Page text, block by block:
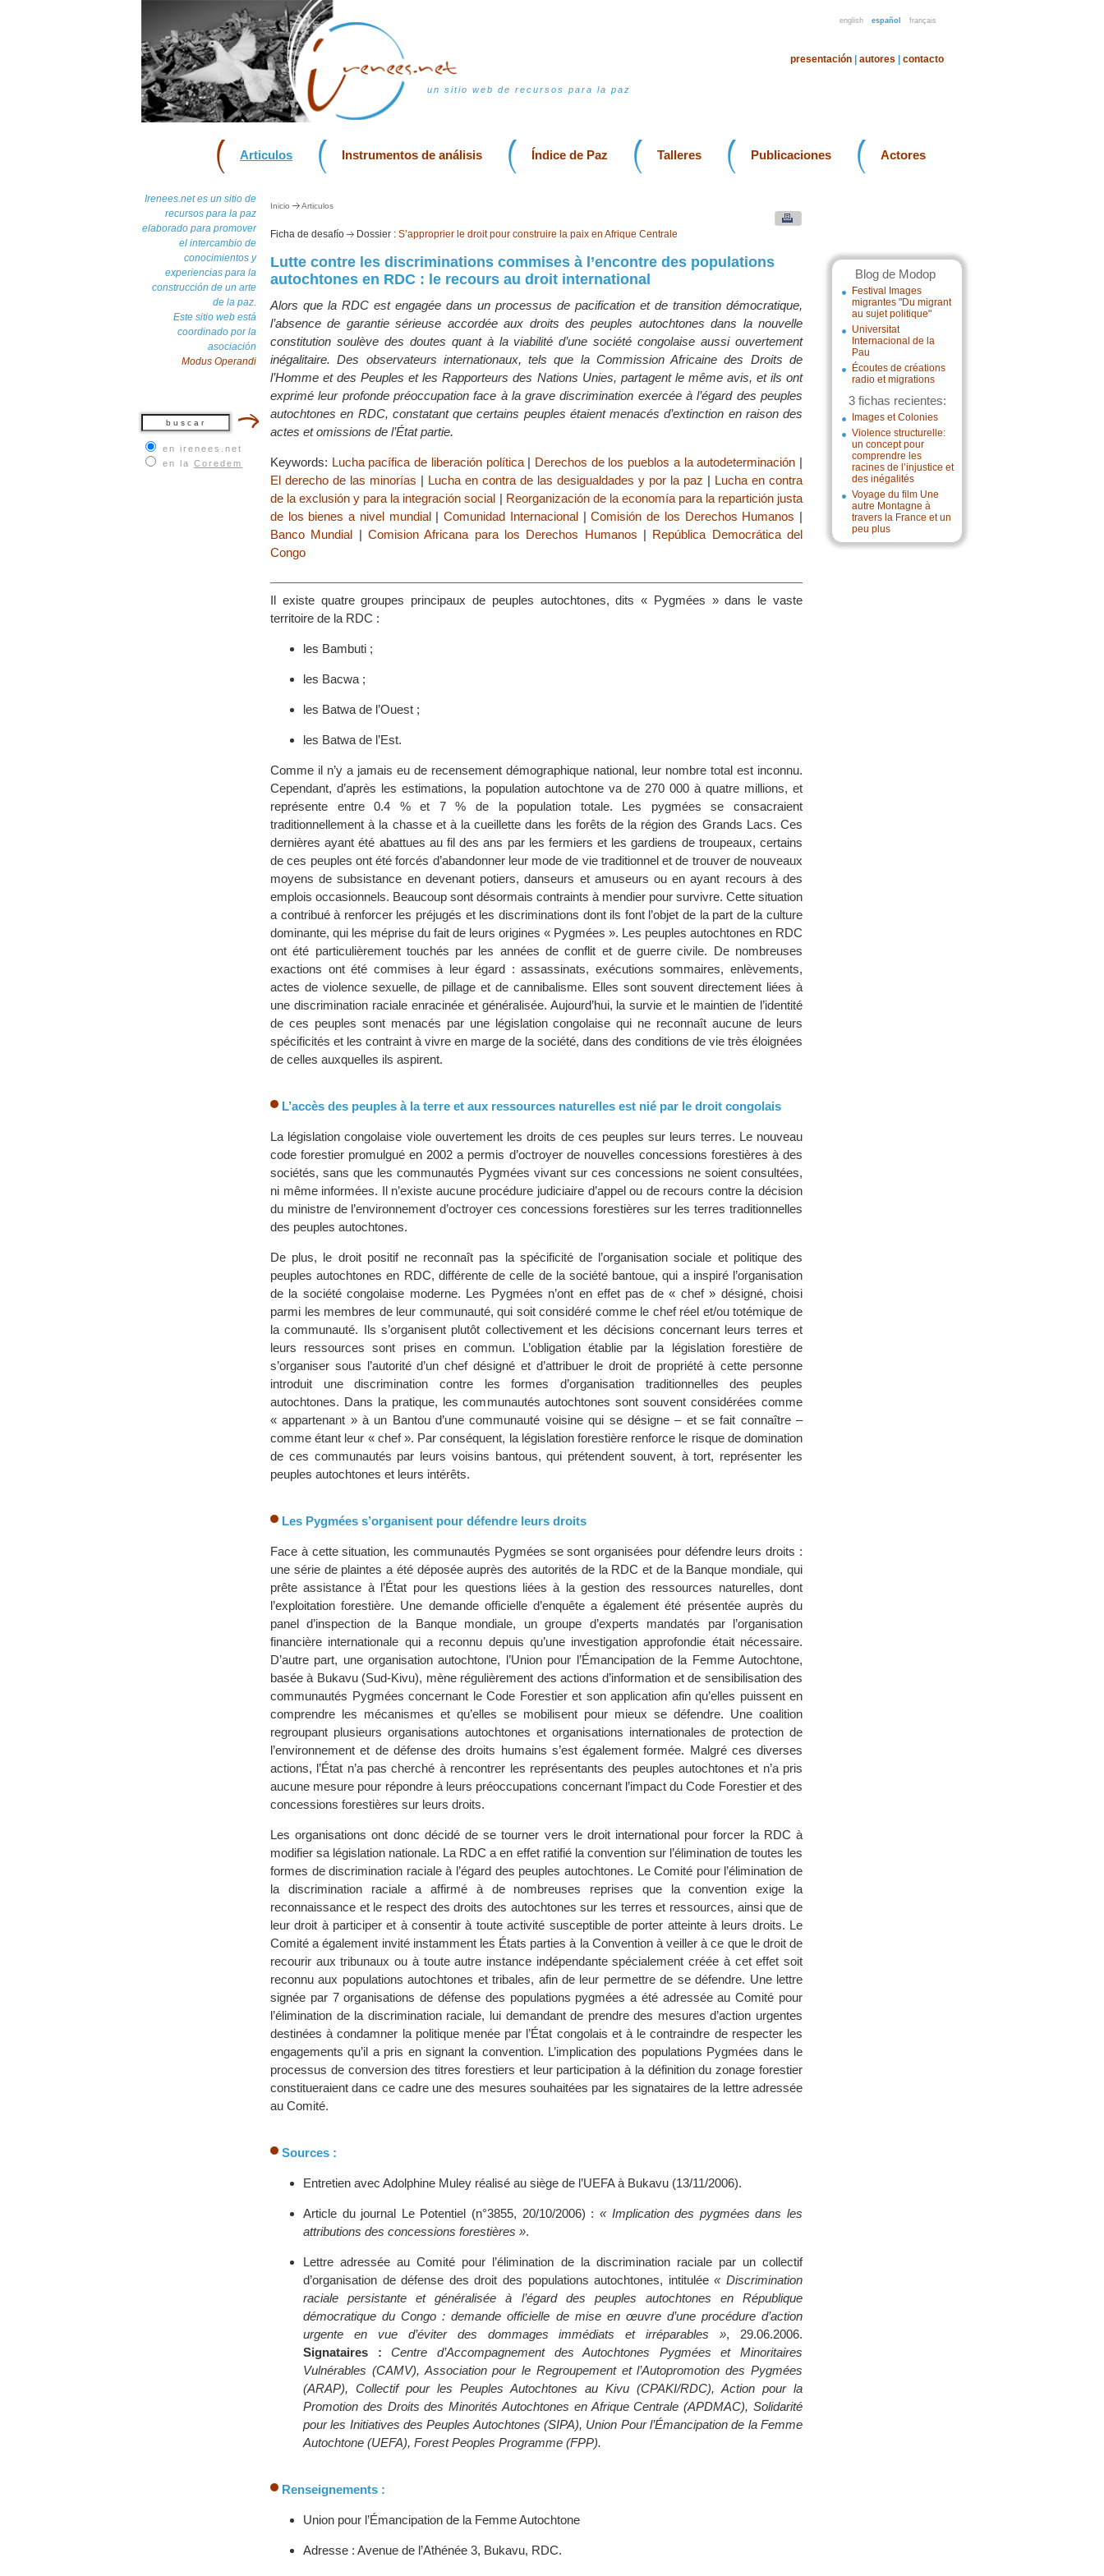
english español français
un sitio web de recursos para la paz
presentación autores contacto
Articulos Instrumentos de análisis Índice de Paz Talleres Publicaciones Actores
Irenees.net es un sitio de
recursos para la paz
elaborado para promover
el intercambio de
conocimientos y
experiencias para la
construcción de un arte
de la paz.
Este sitio web está
coordinado por la
asociación
Modus Operandi
en irenees.net
en la Coredem
Blog de Modop
Festival Images
migrantes "Du migrant
au sujet politique"
Universitat
Internacional de la
Pau
Écoutes de créations
radio et migrations
3 fichas recientes:
Images et Colonies
Violence structurelle:
un concept pour
comprendre les
racines de l’injustice et
des inégalités
Voyage du film Une
autre Montagne à
travers la France et un
peu plus
Inicio Articulos
Ficha de desafío Dossier : S’approprier le droit pour construire la paix en Afrique Centrale
Lutte contre les discriminations commises à l’encontre des populations
autochtones en RDC : le recours au droit international
Alors que la RDC est engagée dans un processus de pacification et de transition démocratique,
l’absence de garantie sérieuse accordée aux droits des peuples autochtones dans la nouvelle
constitution soulève des doutes quant à la viabilité d’une société congolaise aussi ouvertement
inégalitaire. Des observateurs internationaux, tels que la Commission Africaine des Droits de
l’Homme et des Peuples et les Rapporteurs des Nations Unies, partagent le même avis, et ils ont
exprimé leur profonde préoccupation face à la grave discrimination exercée à l’égard des peuples
autochtones en RDC, constatant que certains peuples étaient menacés d’extinction en raison des
actes et omissions de l’État partie.
Keywords: Lucha pacífica de liberación política| Derechos de los pueblos a la autodeterminación |
El derecho de las minorías | Lucha en contra de las desigualdades y por la paz | Lucha en contra
de la exclusión y para la integración social | Reorganización de la economía para la repartición justa
de los bienes a nivel mundial|Comunidad Internacional|Comisión de los Derechos Humanos |
Banco Mundial |Comision Africana para los Derechos Humanos | República Democrática del
Congo
Il existe quatre groupes principaux de peuples autochtones, dits « Pygmées » dans le vaste
territoire de la RDC :
les Bambuti ;
les Bacwa ;
les Batwa de l’Ouest ;
les Batwa de l’Est.
Comme il n’y a jamais eu de recensement démographique national, leur nombre total est inconnu.
Cependant, d’après les estimations, la population autochtone va de 270 000 à quatre millions, et
représente entre 0.4 % et 7 % de la population totale. Les pygmées se consacraient
traditionnellement à la chasse et à la cueillette dans les forêts de la région des Grands Lacs. Ces
dernières ayant été abattues au fil des ans par les fermiers et les gardiens de troupeaux, certains
de ces peuples ont été forcés d’abandonner leur mode de vie traditionnel et de trouver de nouveaux
moyens de subsistance en devenant potiers, danseurs et amuseurs ou en ayant recours à des
emplois occasionnels. Beaucoup sont désormais contraints à mendier pour survivre. Cette situation
a contribué à renforcer les préjugés et les discriminations dont ils font l’objet de la part de la culture
dominante, qui les méprise du fait de leurs origines « Pygmées ». Les peuples autochtones en RDC
ont été particulièrement touchés par les années de conflit et de guerre civile. De nombreuses
exactions ont été commises à leur égard : assassinats, exécutions sommaires, enlèvements,
actes de violence sexuelle, de pillage et de cannibalisme. Elles sont souvent directement liées à
une discrimination raciale enracinée et généralisée. Aujourd’hui, la survie et le maintien de l’identité
de ces peuples sont menacés par une législation congolaise qui ne reconnaît aucune de leurs
spécificités et les contraint à vivre en marge de la société, dans des conditions de vie très éloignées
de celles auxquelles ils aspirent.
L’accès des peuples à la terre et aux ressources naturelles est nié par le droit congolais
La législation congolaise viole ouvertement les droits de ces peuples sur leurs terres. Le nouveau
code forestier promulgué en 2002 a permis d’octroyer de nouvelles concessions forestières à des
sociétés, sans que les communautés Pygmées vivant sur ces concessions ne soient consultées,
ni même informées. Il n’existe aucune procédure judiciaire d’appel ou de recours contre la décision
du ministre de l’environnement d’octroyer ces concessions forestières sur les terres traditionnelles
des peuples autochtones.
De plus, le droit positif ne reconnaît pas la spécificité de l’organisation sociale et politique des
peuples autochtones en RDC, différente de celle de la société bantoue, qui a inspiré l’organisation
de la société congolaise moderne. Les Pygmées n’ont en effet pas de « chef » désigné, choisi
parmi les membres de leur communauté, qui soit considéré comme le chef réel et/ou totémique de
la communauté. Ils s’organisent plutôt collectivement et les décisions concernant leurs terres et
leurs ressources sont prises en commun. L’obligation établie par la législation forestière de
s’organiser sous l’autorité d’un chef désigné et d’attribuer le droit de propriété à cette personne
introduit une discrimination contre les formes d’organisation traditionnelles des peuples
autochtones. Dans la pratique, les communautés autochtones sont souvent considérées comme
« appartenant » à un Bantou d’une communauté voisine qui se désigne – et se fait connaître –
comme étant leur « chef ». Par conséquent, la législation forestière renforce le risque de domination
de ces communautés par leurs voisins bantous, qui prétendent souvent, à tort, représenter les
peuples autochtones et leurs intérêts.
Les Pygmées s’organisent pour défendre leurs droits
Face à cette situation, les communautés Pygmées se sont organisées pour défendre leurs droits :
une série de plaintes a été déposée auprès des autorités de la RDC et de la Banque mondiale, qui
prête assistance à l’État pour les questions liées à la gestion des ressources naturelles, dont
l’exploitation forestière. Une demande officielle d’enquête a également été présentée auprès du
panel d’inspection de la Banque mondiale, un groupe d’experts mandatés par l’organisation
financière internationale qui a reconnu depuis qu’une investigation approfondie était nécessaire.
D’autre part, une organisation autochtone, l’Union pour l’Émancipation de la Femme Autochtone,
basée à Bukavu (Sud-Kivu), mène régulièrement des actions d’information et de sensibilisation des
communautés Pygmées concernant le Code Forestier et son application afin qu’elles puissent en
comprendre les mécanismes et qu’elles se mobilisent pour mieux se défendre. Une coalition
regroupant plusieurs organisations autochtones et organisations internationales de protection de
l’environnement et de défense des droits humains s’est également formée. Malgré ces diverses
actions, l’État n’a pas cherché à rencontrer les représentants des peuples autochtones et n’a pris
aucune mesure pour répondre à leurs préoccupations concernant l’impact du Code Forestier et des
concessions forestières sur leurs droits.
Les organisations ont donc décidé de se tourner vers le droit international pour forcer la RDC à
modifier sa législation nationale. La RDC a en effet ratifié la convention sur l’élimination de toutes les
formes de discrimination raciale à l’égard des peuples autochtones. Le Comité pour l’élimination de
la discrimination raciale a affirmé à de nombreuses reprises que la convention exige la
reconnaissance et le respect des droits des autochtones sur les terres et ressources, ainsi que de
leur droit à participer et à consentir à toute activité susceptible de porter atteinte à leurs droits. Le
Comité a également invité instamment les États parties à la Convention à veiller à ce que le droit de
recourir aux tribunaux ou à toute autre instance indépendante spécialement créée à cet effet soit
reconnu aux populations autochtones et tribales, afin de leur permettre de se défendre. Une lettre
signée par 7 organisations de défense des populations pygmées a été adressée au Comité pour
l’élimination de la discrimination raciale, lui demandant de prendre des mesures d’action urgentes
destinées à condamner la politique menée par l’État congolais et à le contraindre de respecter les
engagements qu’il a pris en signant la convention. L’implication des populations Pygmées dans le
processus de conversion des titres forestiers et leur participation à la définition du zonage forestier
constitueraient dans ce cadre une des mesures souhaitées par les signataires de la lettre adressée
au Comité.
Sources :
Entretien avec Adolphine Muley réalisé au siège de l’UEFA à Bukavu (13/11/2006).
Article du journal Le Potentiel (n°3855, 20/10/2006) : « Implication des pygmées dans les
attributions des concessions forestières ».
Lettre adressée au Comité pour l’élimination de la discrimination raciale par un collectif
d’organisation de défense des droit des populations autochtones, intitulée« Discrimination
raciale persistante et généralisée à l’égard des peuples autochtones en République
démocratique du Congo : demande officielle de mise en œuvre d’une procédure d’action
urgente en vue d’éviter des dommages immédiats et irréparables », 29.06.2006.
Signataires :
Centre d’Accompagnement des Autochtones Pygmées et Minoritaires
Vulnérables (CAMV), Association pour le Regroupement et l’Autopromotion des Pygmées
(ARAP), Collectif pour les Peuples Autochtones au Kivu (CPAKI/RDC), Action pour la
Promotion des Droits des Minorités Autochtones en Afrique Centrale (APDMAC), Solidarité
pour les Initiatives des Peuples Autochtones (SIPA), Union Pour l’Émancipation de la Femme
Autochtone (UEFA), Forest Peoples Programme (FPP).
Renseignements :
Union pour l’Émancipation de la Femme Autochtone
Adresse : Avenue de l’Athénée 3, Bukavu, RDC.